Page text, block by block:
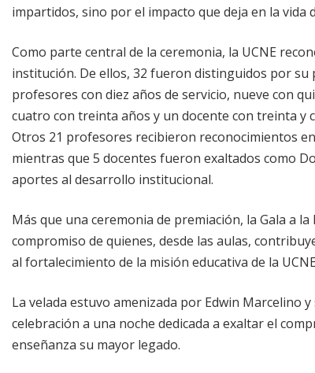
impartidos, sino por el impacto que deja en la vida
Como parte central de la ceremonia, la UCNE
institución. De ellos, 32 fueron distinguidos por
profesores con diez años de servicio, nueve con
cuatro con treinta años y un docente con treinta y
Otros 21 profesores recibieron reconocimientos
mientras que 5 docentes fueron exaltados como
aportes al desarrollo institucional.
Más que una ceremonia de premiación, la Gala a
compromiso de quienes, desde las aulas,
al fortalecimiento de la misión educativa de la
La velada estuvo amenizada por Edwin Marcelino
celebración a una noche dedicada a exaltar el
enseñanza su mayor legado.